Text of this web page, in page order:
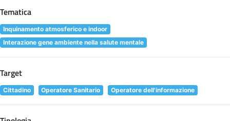
Tematica
Inquinamento atmosferico e indoor
Interazione gene ambiente nella salute mentale
Target
Cittadino Operatore Sanitario Operatore dell'informazione